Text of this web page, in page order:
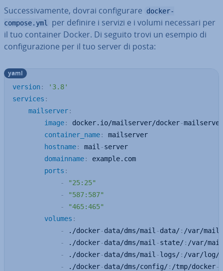
Suc­ces­si­va­men­te, dovrai con­fi­gu­ra­re
docker-
compose.yml
per definire i servizi e i volumi necessari per
il tuo container Docker. Di seguito trovi un esempio di
con­fi­gu­ra­zio­ne per il tuo server di posta:
version:
'3.8'
services :
mailserver:
image: docker.io/mailserver/docker-mailserver
container_name:
mailserver
hostname: mail -server
domainname:
example.com
ports :
-
"25:25"
-
"587:587"
-
"465:465"
volumes :
-
./docker-data/dms/mail -data/: /var/mail/
-
./docker-data/dms/mail -state/: /var/mail
-
./docker-data/dms/mail -logs/: /var/log/
-
./docker-data/dms/config/: /tmp/docker-
yaml